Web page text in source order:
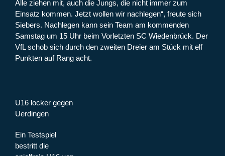
Alle ziehen mit, auch die Jungs, die nicht immer zum
Einsatz kommen. Jetzt wollen wir nachlegen“, freute sich
Siebers. Nachlegen kann sein Team am kommenden
Samstag um 15 Uhr beim Vorletzten SC Wiedenbrück. Der
VfL schob sich durch den zweiten Dreier am Stück mit elf
Punkten auf Rang acht.
U16 locker gegen
Uerdingen
Ein Testspiel
bestritt die